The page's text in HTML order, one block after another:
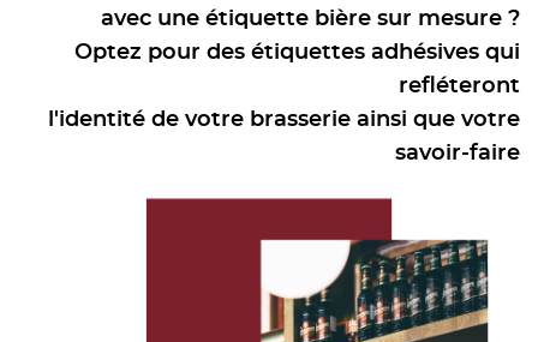
avec une étiquette bière sur mesure ?
Optez pour des étiquettes adhésives qui
refléteront
l'identité de votre brasserie ainsi que votre
savoir-faire